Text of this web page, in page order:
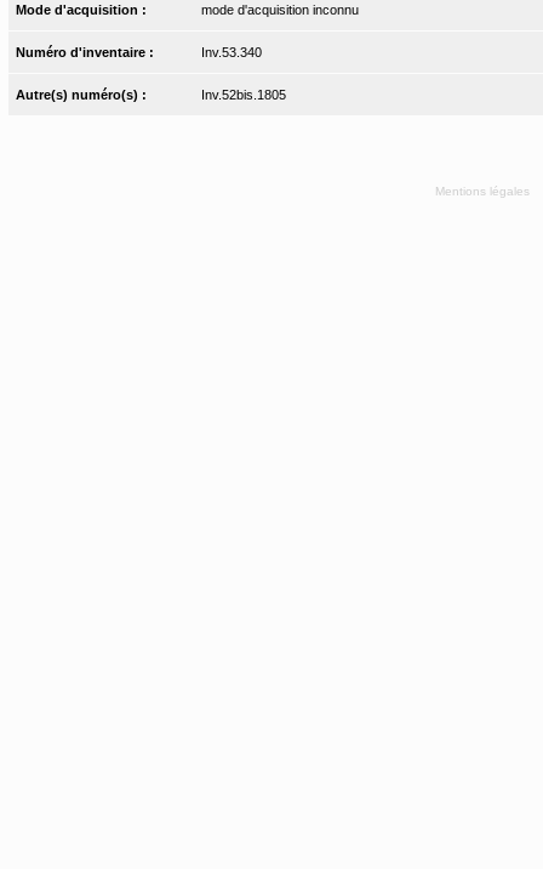
Mode d'acquisition : mode d'acquisition inconnu
Numéro d'inventaire : Inv.53.340
Autre(s) numéro(s) : Inv.52bis.1805
Mentions légales